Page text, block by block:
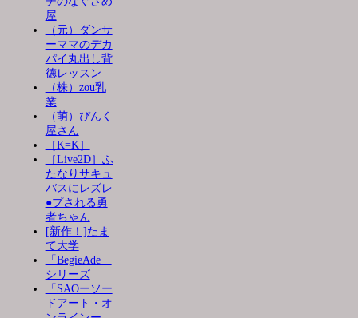
屋
（元）ダンサ
ーママのデカ
パイ丸出し背
徳レッスン
（株）zou乳
業
（萌）ぴんく
屋さん
［K=K］
［Live2D］ふ
たなりサキュ
バスにレズレ
●プされる勇
者ちゃん
[新作！]たま
て大学
「BegieAde」
シリーズ
「SAOーソー
ドアート・オ